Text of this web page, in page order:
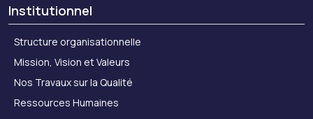
Institutionnel
Structure organisationnelle
Mission, Vision et Valeurs
Nos Travaux sur la Qualité
Ressources Humaines